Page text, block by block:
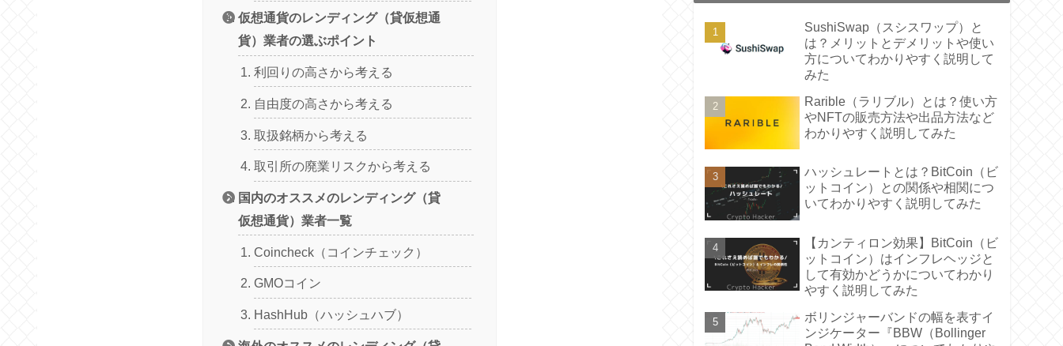
仮想通貨のレンディング（貸仮想通
貨）業者の選ぶポイント
利回りの高さから考える
自由度の高さから考える
取扱銘柄から考える
取引所の廃業リスクから考える
国内のオススメのレンディング（貸
仮想通貨）業者一覧
Coincheck（コインチェック）
GMOコイン
HashHub（ハッシュハブ）
SushiSwap（スシスワップ）と
は？メリットとデメリットや使い
方についてわかりやすく説明して
みた
Rarible（ラリブル）とは？使い方
やNFTの販売方法や出品方法など
わかりやすく説明してみた
ハッシュレートとは？BitCoin（ビ
ットコイン）との関係や相関につ
いてわかりやすく説明してみた
【カンティロン効果】BitCoin（ビ
ットコイン）はインフレヘッジと
して有効かどうかについてわかり
やすく説明してみた
ボリンジャーバンドの幅を表すイ
ンジケーター『BBW（Bollinger